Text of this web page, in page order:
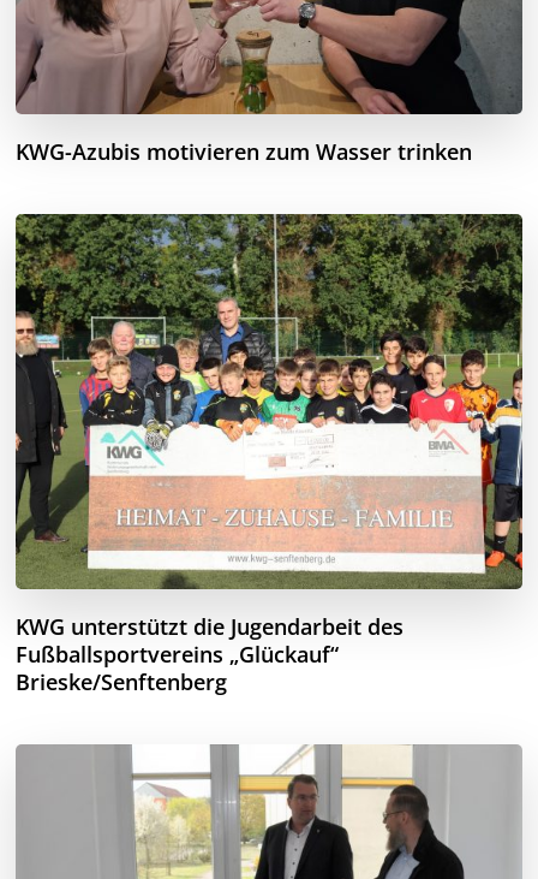
KWG-Azubis motivieren zum Wasser trinken
KWG unterstützt die Jugendarbeit des
Fußballsportvereins „Glückauf“
Brieske/Senftenberg